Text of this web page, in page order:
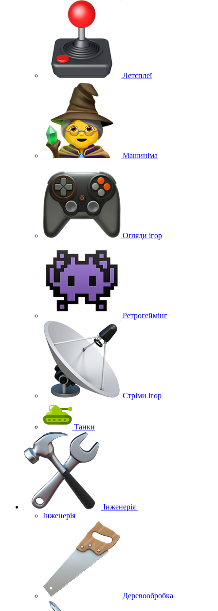
Летсплеї
Машиніма
Огляди ігор
Ретрогеймінг
Стріми ігор
Танки
Інженерія
Інженерія
Деревообробка